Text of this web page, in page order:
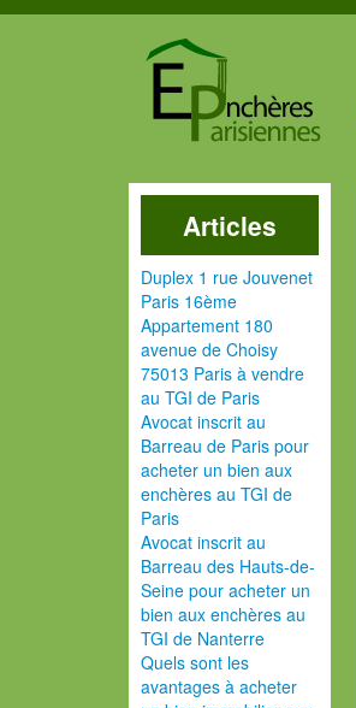
Articles
Duplex 1 rue Jouvenet
Paris 16ème
Appartement 180
avenue de Choisy
75013 Paris à vendre
au TGI de Paris
Avocat inscrit au
Barreau de Paris pour
acheter un bien aux
enchères au TGI de
Paris
Avocat inscrit au
Barreau des Hauts-de-
Seine pour acheter un
bien aux enchères au
TGI de Nanterre
Quels sont les
avantages à acheter